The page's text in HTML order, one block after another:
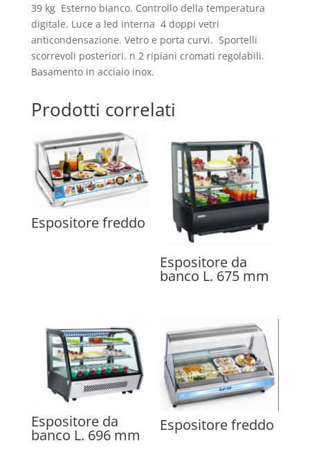
39 kg Esterno bianco. Controllo della temperatura
digitale. Luce a led interna 4 doppi vetri
anticondensazione. Vetro e porta curvi. Sportelli
scorrevoli posteriori. n 2 ripiani cromati regolabili.
Basamento in acciaio inox.
Prodotti correlati
Espositore freddo
Espositore da
banco L. 675 mm
Espositore da
banco L. 696 mm
Espositore freddo